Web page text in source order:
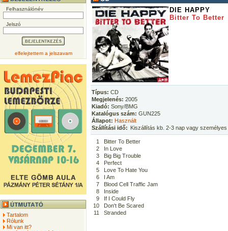
Felhasználónév
Jelszó
elfelejtettem a jelszavam
Tartalom
Rólunk
Mi van itt?
DIE HAPPY
Bitter To Better
Típus: CD
Megjelenés: 2005
Kiadó: Sony/BMG
Katalógus szám: GUN225
Állapot: Használt
Szállítási idő: Kiszállítás kb. 2-3 nap vagy
1
Bitter To Better
2
In Love
3
Big Big Trouble
4
Perfect
5
Love To Hate You
6
I Am
7
Blood Cell Traffic Jam
8
Inside
9
If I Could Fly
10
Don't Be Scared
11
Stranded